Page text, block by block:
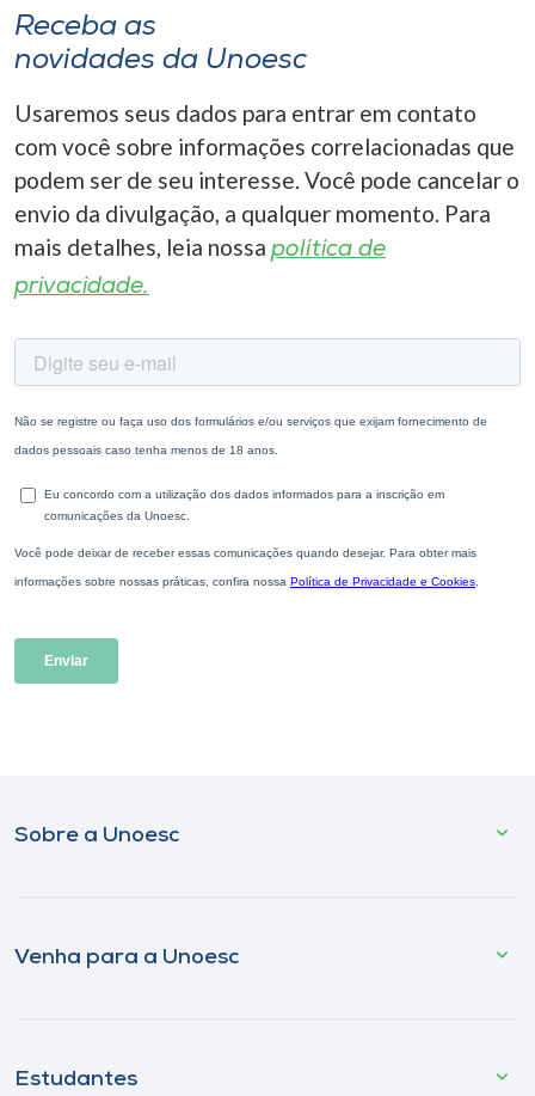
Receba as
novidades da Unoesc
Usaremos seus dados para entrar em contato
com você sobre informações correlacionadas que
podem ser de seu interesse. Você pode cancelar o
envio da divulgação, a qualquer momento. Para
mais detalhes, leia nossa política de
privacidade.
Sobre a Unoesc
Venha para a Unoesc
Estudantes